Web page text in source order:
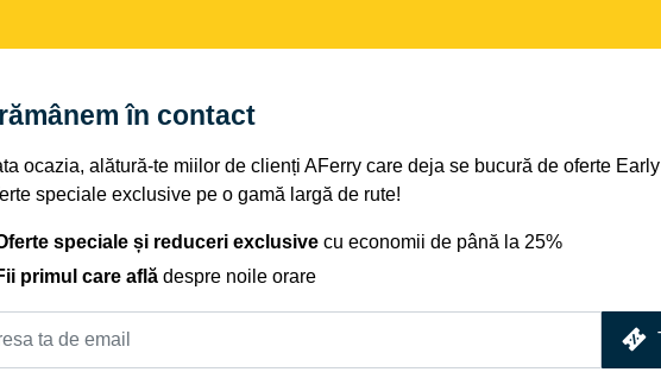
rămânem în contact
ocazia, alătură-te miilor de clienți AFerry care deja se bucură de oferte
speciale exclusive pe o gamă largă de rute!
speciale și reduceri exclusive cu economii de până la 25%
primul care află despre noile orare